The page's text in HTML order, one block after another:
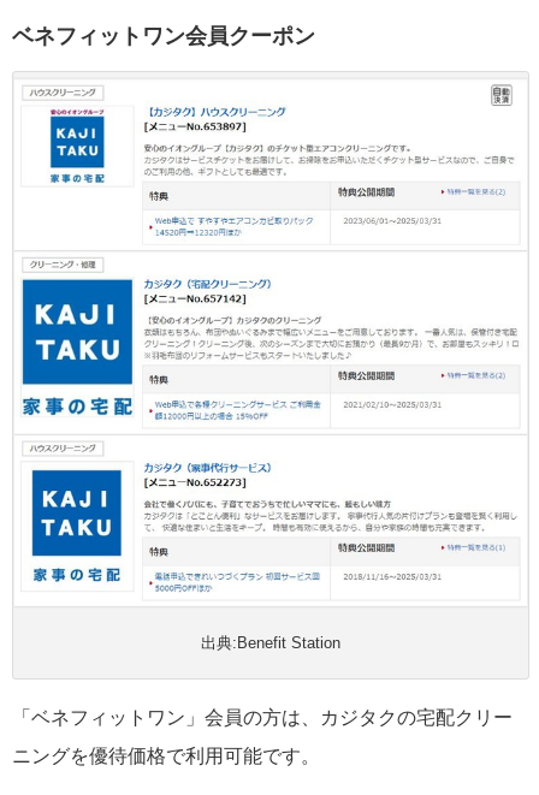
ベネフィットワン会員クーポン
出典:Benefit Station
「ベネフィットワン」会員の方は、カジタクの宅配クリー
ニングを優待価格で利用可能です。